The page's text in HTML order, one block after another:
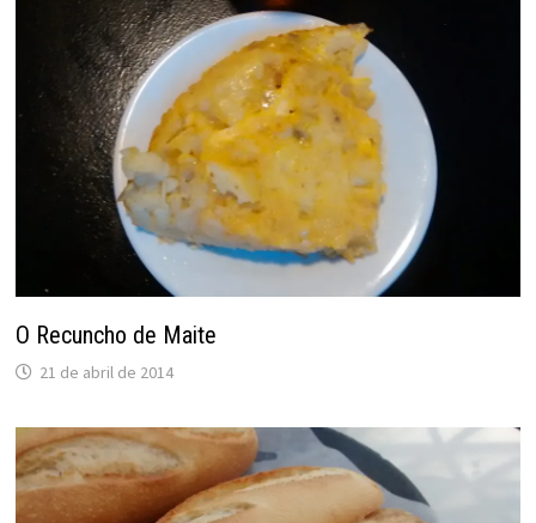
O Recuncho de Maite
21 de abril de 2014